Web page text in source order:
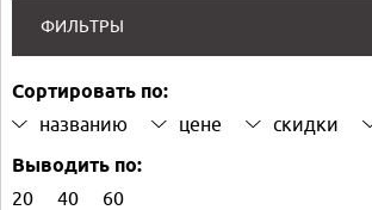
ФИЛЬТРЫ
Сортировать по:
названию цене скидки
Выводить по:
20 40 60